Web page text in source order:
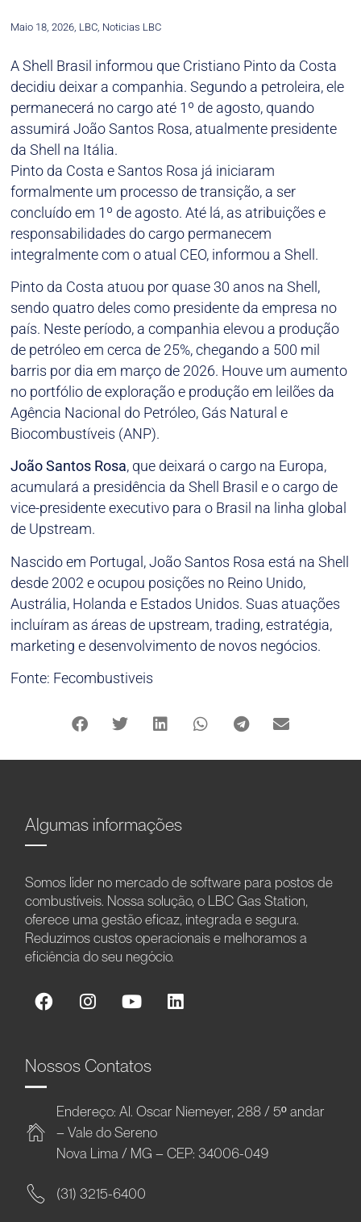
Maio 18, 2026, LBC, Noticias LBC
A Shell Brasil informou que Cristiano Pinto da Costa
decidiu deixar a companhia. Segundo a petroleira, ele
permanecerá no cargo até 1º de agosto, quando
assumirá João Santos Rosa, atualmente presidente
da Shell na Itália.
Pinto da Costa e Santos Rosa já iniciaram
formalmente um processo de transição, a ser
concluído em 1º de agosto. Até lá, as atribuições e
responsabilidades do cargo permanecem
integralmente com o atual CEO, informou a Shell.
Pinto da Costa atuou por quase 30 anos na Shell,
sendo quatro deles como presidente da empresa no
país. Neste período, a companhia elevou a produção
de petróleo em cerca de 25%, chegando a 500 mil
barris por dia em março de 2026. Houve um aumento
no portfólio de exploração e produção em leilões da
Agência Nacional do Petróleo, Gás Natural e
Biocombustíveis (ANP).
João Santos Rosa, que deixará o cargo na Europa,
acumulará a presidência da Shell Brasil e o cargo de
vice-presidente executivo para o Brasil na linha global
de Upstream.
Nascido em Portugal, João Santos Rosa está na Shell
desde 2002 e ocupou posições no Reino Unido,
Austrália, Holanda e Estados Unidos. Suas atuações
incluíram as áreas de upstream, trading, estratégia,
marketing e desenvolvimento de novos negócios.
Fonte: Fecombustiveis
Algumas informações
Somos líder no mercado de software para postos de
combustíveis. Nossa solução, o LBC Gas Station,
oferece uma gestão eficaz, integrada e segura.
Reduzimos custos operacionais e melhoramos a
eficiência do seu negócio.
Nossos Contatos
Endereço: Al. Oscar Niemeyer, 288 / 5º andar
– Vale do Sereno
Nova Lima / MG – CEP: 34006-049
(31) 3215-6400